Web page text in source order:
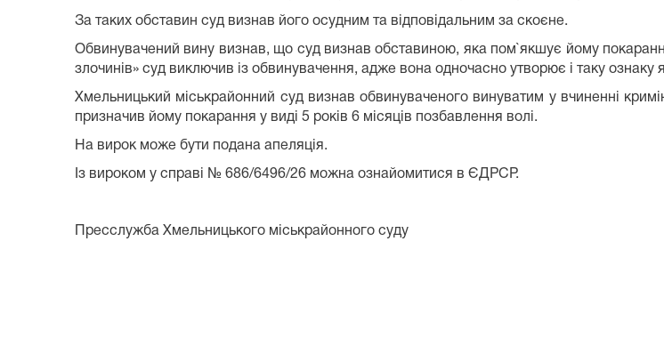
За таких обставин суд визнав його осудним та відповідальним за скоєне.
Обвинувачений вину визнав, що суд визнав обставиною, яка пом`якшує йому
злочинів» суд виключив із обвинувачення, адже вона одночасно утворює і таку ознаку
Хмельницький міськрайонний суд визнав обвинуваченого винуватим у вчиненні
призначив йому покарання у виді 5 років 6 місяців позбавлення волі.
На вирок може бути подана апеляція.
Із вироком у справі № 686/6496/26 можна ознайомитися в ЄДРСР.
Пресслужба Хмельницького міськрайонного суду